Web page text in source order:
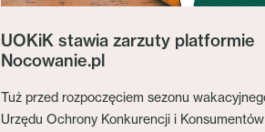
UOKiK stawia zarzuty platformie
Nocowanie.pl
Tuż przed rozpoczęciem sezonu
Urzędu Ochrony Konkurencji i